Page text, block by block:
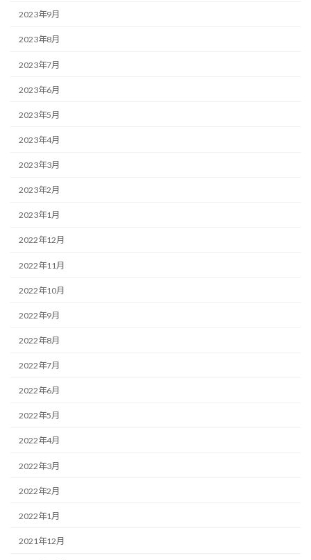
2023年9月
2023年8月
2023年7月
2023年6月
2023年5月
2023年4月
2023年3月
2023年2月
2023年1月
2022年12月
2022年11月
2022年10月
2022年9月
2022年8月
2022年7月
2022年6月
2022年5月
2022年4月
2022年3月
2022年2月
2022年1月
2021年12月